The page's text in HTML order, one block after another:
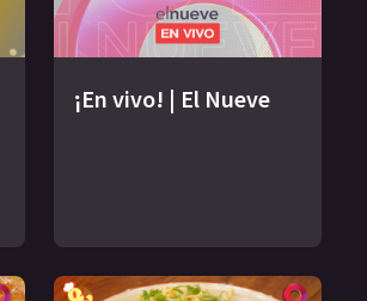
¡En vivo! | El Nueve